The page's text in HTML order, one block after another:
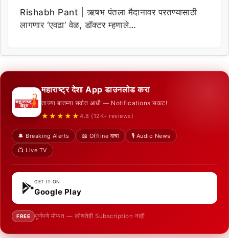
Rishabh Pant | ऋषभ पंतला मैदानावर परतण्यासाठी
लागणार ‘एवढा’ वेळ, डॉक्टर म्हणाले…
महाराष्ट्र देशा App डाउनलोड करा
ताज्या बातम्या सर्वात आधी — Notifications सकट!
★★★★★ 4.8 (12K+ reviews)
🔔 Breaking Alerts 📖 Offline वाचा
🎙️ Audio News
📺 Live TV
GET IT ON
Google Play
FREE पूर्णपणे मोफत — कोणतेही Subscription नाही